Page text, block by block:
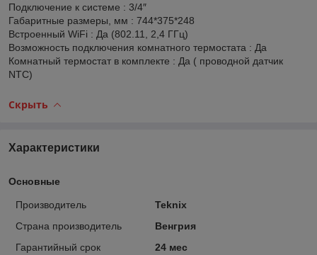
Подключение к системе : 3/4″
Габаритные размеры, мм : 744*375*248
Встроенный WiFi : Да (802.11, 2,4 ГГц)
Возможность подключения комнатного термостата : Да
Комнатный термостат в комплекте : Да ( проводной датчик
NTC)
Скрыть
Характеристики
Основные
Производитель
Teknix
Страна производитель
Венгрия
Гарантийный срок
24 мес